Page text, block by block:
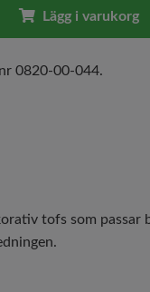
Lägg i varukorg
0820-00-044.
tofs som passar